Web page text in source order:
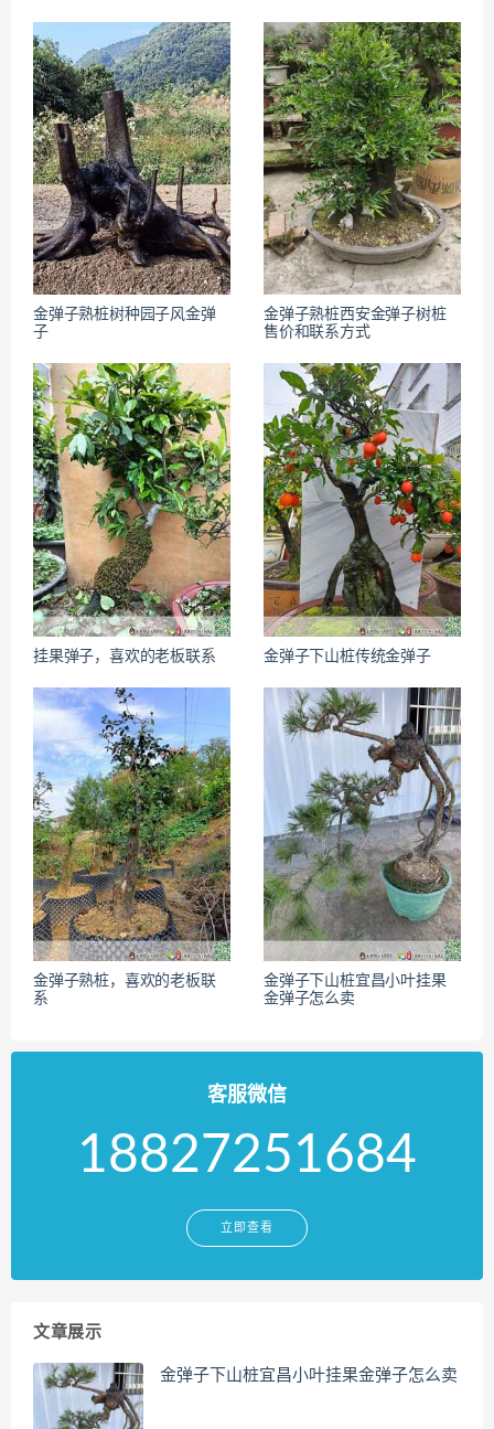
金弹子熟桩树种园子风金弹
子
金弹子熟桩西安金弹子树桩
售价和联系方式
挂果弹子，喜欢的老板联系 金弹子下山桩传统金弹子
金弹子熟桩，喜欢的老板联
系
金弹子下山桩宜昌小叶挂果
金弹子怎么卖
客服微信
18827251684
立即查看
文章展示
金弹子下山桩宜昌小叶挂果金弹子怎么卖